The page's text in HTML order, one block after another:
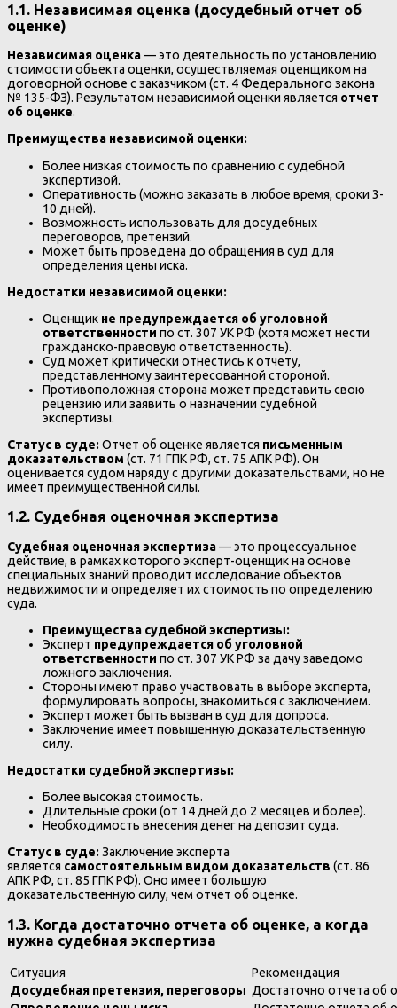
1.1. Независимая оценка (досудебный отчет об
оценке)
Независимая оценка— это деятельность по установлению
стоимости объекта оценки, осуществляемая оценщиком на
договорной основе с заказчиком (ст. 4 Федерального закона
№ 135-ФЗ). Результатом независимой оценки является отчет
об оценке.
Преимущества независимой оценки:
Более низкая стоимость по сравнению с судебной
экспертизой.
Оперативность (можно заказать в любое время, сроки 3-
10 дней).
Возможность использовать для досудебных
переговоров, претензий.
Может быть проведена до обращения в суд для
определения цены иска.
Недостатки независимой оценки:
Оценщик не предупреждается об уголовной
ответственности по ст. 307 УК РФ (хотя может нести
гражданско-правовую ответственность).
Суд может критически отнестись к отчету,
представленному заинтересованной стороной.
Противоположная сторона может представить свою
рецензию или заявить о назначении судебной
экспертизы.
Статус в суде:Отчет об оценке является письменным
доказательством (ст. 71 ГПК РФ, ст. 75 АПК РФ). Он
оценивается судом наряду с другими доказательствами, но не
имеет преимущественной силы.
1.2. Судебная оценочная экспертиза
Судебная оценочная экспертиза— это процессуальное
действие, в рамках которого эксперт-оценщик на основе
специальных знаний проводит исследование объектов
недвижимости и определяет их стоимость по определению
суда.
Преимущества судебной экспертизы:
Эксперт предупреждается об уголовной
ответственности по ст. 307 УК РФ за дачу заведомо
ложного заключения.
Стороны имеют право участвовать в выборе эксперта,
формулировать вопросы, знакомиться с заключением.
Эксперт может быть вызван в суд для допроса.
Заключение имеет повышенную доказательственную
силу.
Недостатки судебной экспертизы:
Более высокая стоимость.
Длительные сроки (от 14 дней до 2 месяцев и более).
Необходимость внесения денег на депозит суда.
Статус в суде:Заключение эксперта
является самостоятельным видом доказательств (ст. 86
АПК РФ, ст. 85 ГПК РФ). Оно имеет большую
доказательственную силу, чем отчет об оценке.
1.3. Когда достаточно отчета об оценке, а когда
нужна судебная экспертиза
Ситуация
Рекомендация
Досудебная претензия, переговоры Достаточно отчета об